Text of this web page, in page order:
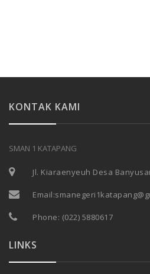
KONTAK KAMI
SMAN 1 KATAPANG
Jl. Kiaraenyeuh Desa
Email:
Phone: (022) 5880617
LINKS